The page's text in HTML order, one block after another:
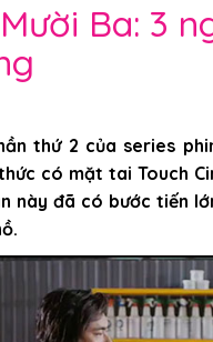
Ba: 3
thứ 2 của series
có mặt tai Touch
này đã có bước tiến